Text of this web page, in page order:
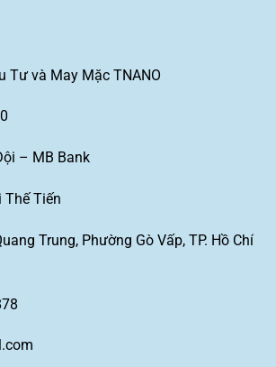
Tư và May Mặc TNANO
– MB Bank
Thế Tiến
Trung, Phường Gò Vấp, TP. Hồ Chí